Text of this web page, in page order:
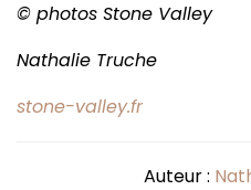
© photos Stone Valley
Nathalie Truche
stone-valley.fr
Auteur :